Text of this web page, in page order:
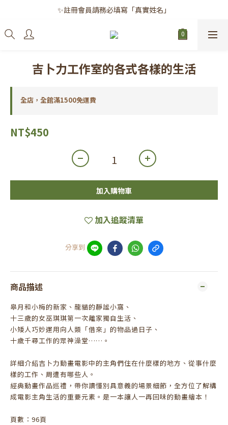
✨註冊會員請務必填寫「真實姓名」
✨註冊會員請務必填寫「真實姓名」
｜每月8日｜會員滿千免運日
吉卜力工作室的各式各樣的生活
全店，全館滿1500免運費
NT$450
加入購物車
加入追蹤清單
分享到
商品描述
皋月和小梅的新家、龍貓的靜謐小窩、
十三歲的女巫琪琪第一次離家獨自生活、
小矮人巧妙運用向人類「借來」的物品過日子、
十歲千尋工作的眾神澡堂……。
詳細介紹吉卜力動畫電影中的主角們住在什麼樣的地方、從事什麼
樣的工作、周遭有哪些人。
經典動畫作品巡禮，帶你讀懂別具意義的場景細節，全方位了解構
成電影主角生活的重要元素。是一本讓人一再回味的動畫繪本！
頁數：96頁